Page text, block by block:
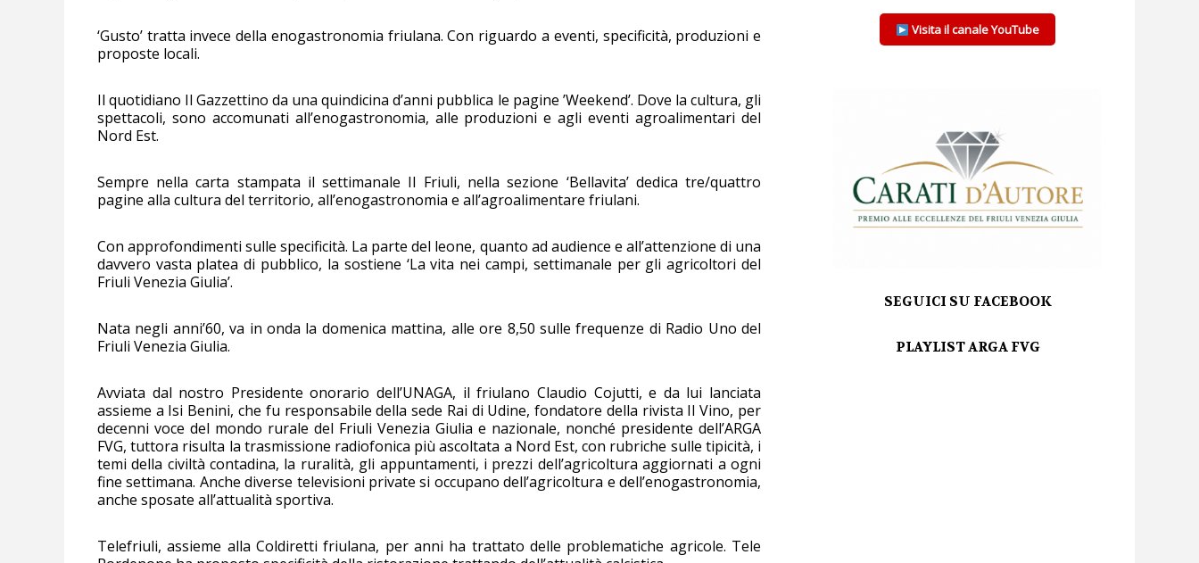
‘Gusto’ tratta invece della enogastronomia friulana. Con riguardo a eventi, specificità, produzioni e
proposte locali.
Il quotidiano Il Gazzettino da una quindicina d’anni pubblica le pagine ’Weekend’. Dove la cultura, gli
spettacoli, sono accomunati all’enogastronomia, alle produzioni e agli eventi agroalimentari del
Nord Est.
Sempre nella carta stampata il settimanale Il Friuli, nella sezione ‘Bellavita’ dedica tre/quattro
pagine alla cultura del territorio, all’enogastronomia e all’agroalimentare friulani.
Con approfondimenti sulle specificità. La parte del leone, quanto ad audience e all’attenzione di una
davvero vasta platea di pubblico, la sostiene ‘La vita nei campi, settimanale per gli agricoltori del
Friuli Venezia Giulia’.
Nata negli anni’60, va in onda la domenica mattina, alle ore 8,50 sulle frequenze di Radio Uno del
Friuli Venezia Giulia.
Avviata dal nostro Presidente onorario dell’UNAGA, il friulano Claudio Cojutti, e da lui lanciata
assieme a Isi Benini, che fu responsabile della sede Rai di Udine, fondatore della rivista Il Vino, per
decenni voce del mondo rurale del Friuli Venezia Giulia e nazionale, nonché presidente dell’ARGA
FVG, tuttora risulta la trasmissione radiofonica più ascoltata a Nord Est, con rubriche sulle tipicità, i
temi della civiltà contadina, la ruralità, gli appuntamenti, i prezzi dell’agricoltura aggiornati a ogni
fine settimana. Anche diverse televisioni private si occupano dell’agricoltura e dell’enogastronomia,
anche sposate all’attualità sportiva.
Telefriuli, assieme alla Coldiretti friulana, per anni ha trattato delle problematiche agricole. Tele
Visita il canale YouTube
SEGUICI SU FACEBOOK
PLAYLIST ARGA FVG